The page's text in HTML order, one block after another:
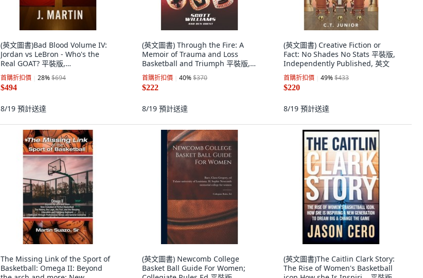
(英文圖書)Bad Blood Volume IV:
Jordan vs LeBron - Who's the
Real GOAT? 平裝版,
Independently Published, 英文
首購折扣價 28%$694
$494
8/19 預計送達
(英文圖書) Through the Fire: A
Memoir of Trauma and Loss
Basketball and Triumph 平裝版,
Independently Published, 英文
首購折扣價 40%$370
$222
8/19 預計送達
(英文圖書) Creative Fiction or
Fact: No Shades No Stats 平裝版,
Independently Published, 英文
首購折扣價 49%$433
$220
8/19 預計送達
The Missing Link of the Sport of
Basketball: Omega II: Beyond
(英文圖書) Newcomb College
Basket Ball Guide For Women;
(英文圖書)The Caitlin Clark Story:
The Rise of Women's Basketball